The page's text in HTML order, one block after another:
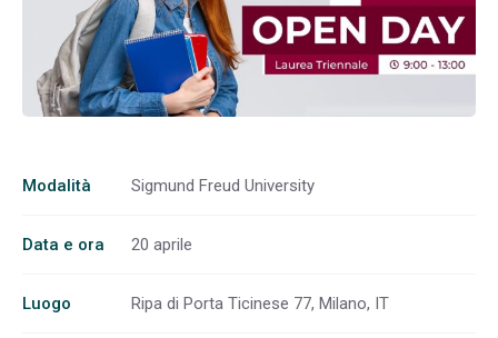
Modalità Sigmund Freud University
Data e ora 20 aprile
Luogo Ripa di Porta Ticinese 77, Milano, IT